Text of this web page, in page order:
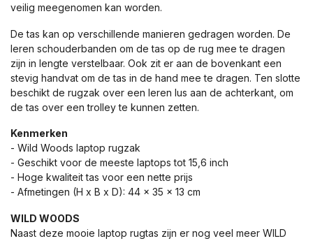
veilig meegenomen kan worden.
De tas kan op verschillende manieren gedragen worden. De
leren schouderbanden om de tas op de rug mee te dragen
zijn in lengte verstelbaar. Ook zit er aan de bovenkant een
stevig handvat om de tas in de hand mee te dragen. Ten slotte
beschikt de rugzak over een leren lus aan de achterkant, om
de tas over een trolley te kunnen zetten.
Kenmerken
- Wild Woods laptop rugzak
- Geschikt voor de meeste laptops tot 15,6 inch
- Hoge kwaliteit tas voor een nette prijs
- Afmetingen (H x B x D): 44 x 35 x 13 cm
WILD WOODS
Naast deze mooie laptop rugtas zijn er nog veel meer WILD